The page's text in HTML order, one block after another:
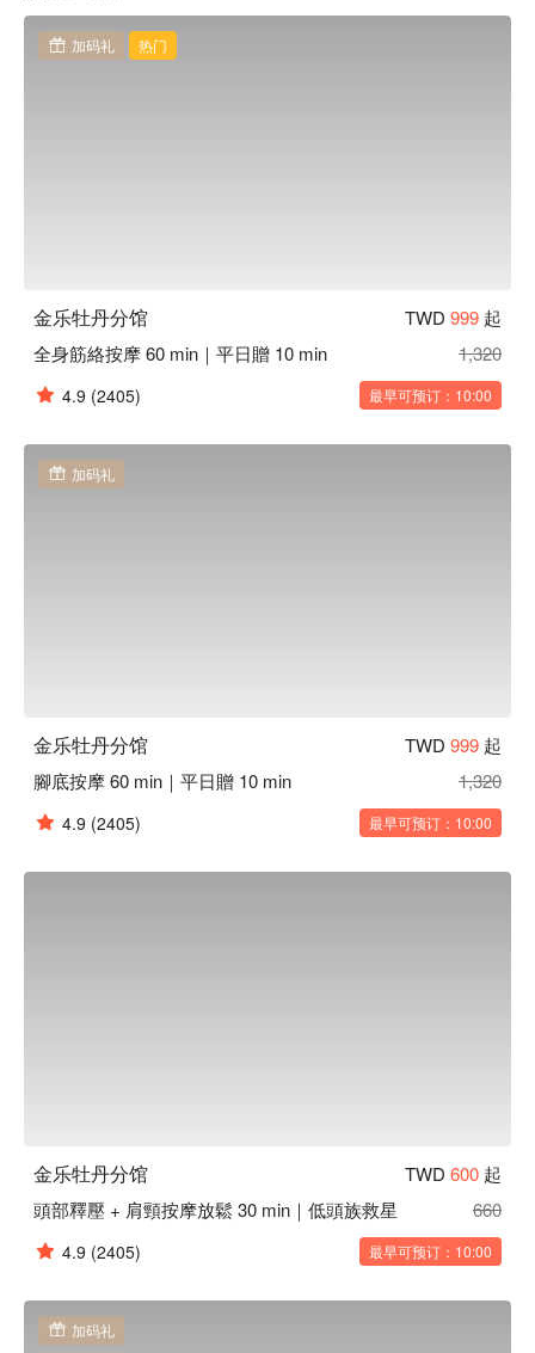
金樂於 2013 榮獲經濟部 GSP 國家認證 、2011 獲選為台北市
「 lifestyle store 風格好店 」 、2010 榮獲台北好禮名店。
金樂足體養生會館牡丹館預約、金樂足體養生會館牡丹館價
加码礼 热门
金乐牡丹分馆 TWD 999 起
全身筋絡按摩 60 min｜平日贈 10 min
1,320
4.9 (2405) 最早可预订：10:00
加码礼
金乐牡丹分馆 TWD 999 起
腳底按摩 60 min｜平日贈 10 min
1,320
4.9 (2405) 最早可预订：10:00
金乐牡丹分馆 TWD 600 起
頭部釋壓 + 肩頸按摩放鬆 30 min｜低頭族救星
660
4.9 (2405) 最早可预订：10:00
加码礼